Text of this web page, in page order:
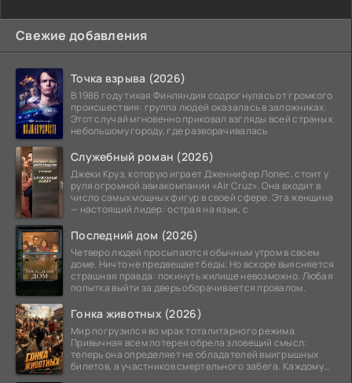
Свежие добавления
Точка взрыва (2026)
В 1986 году тихая Финляндия содрогнулась от громкого
происшествия: группа людей оказалась в заложниках.
Этот случай мгновенно приковал взгляды всей страны к
небольшому городу, где разворачивалась
Служебный роман (2026)
Джеки Круз, которую играет Дженнифер Лопес, стоит у
руля огромной авиакомпании «Air Cruz». Она входит в
число самых мощных фигур в своей сфере. Эта женщина
— настоящий лидер: острая на язык, с
Последний дом (2026)
Четверо людей просыпаются обычным утром в своем
доме. Ничто не предвещает беды. Но вскоре выясняется
страшная правда: покинуть жилище невозможно. Любая
попытка выйти за дверь оборачивается провалом.
Гонка животных (2026)
Мир погрузился во мрак тоталитарного режима.
Привычная всем лотерея обрела зловещий смысл:
теперь она определяет не обладателей выигрышных
билетов, а участников смертельного забега. Каждому